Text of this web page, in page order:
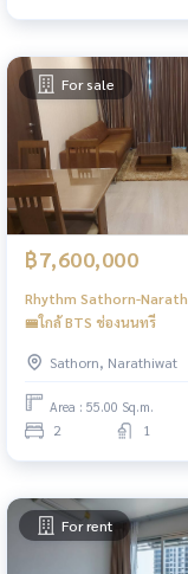
For sale
฿7,600,000
Rhythm Sathorn-
🚝ใกล้ BTS ช่องนนทรี
Sathorn, Narathiwat
Area : 55.00 Sq.m.
2 1
For rent